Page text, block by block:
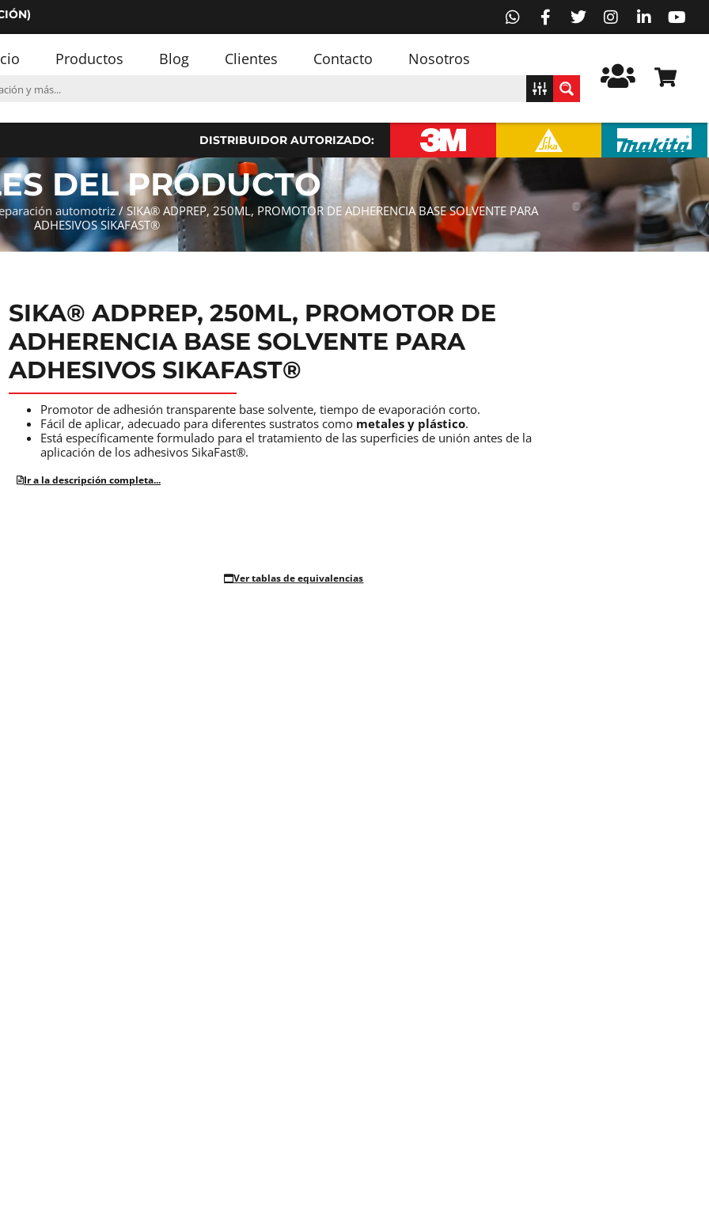
Productos Blog Clientes Contacto Nosotros
DISTRIBUIDOR AUTORIZADO:
DEL PRODUCTO
automotriz/ SIKA® ADPREP, 250ML, PROMOTOR DE ADHERENCIA BASE SOLVENTE PARA
ADHESIVOS SIKAFAST®
SIKA® ADPREP, 250ML, PROMOTOR DE
ADHERENCIA BASE SOLVENTE PARA
ADHESIVOS SIKAFAST®
Promotor de adhesión transparente base solvente, tiempo de evaporación corto.
Fácil de aplicar, adecuado para diferentes sustratos como metales y plástico.
Está específicamente formulado para el tratamiento de las superficies de unión antes de la
aplicación de los adhesivos SikaFast®.
Ir a la descripción completa...
Ver tablas de equivalencias